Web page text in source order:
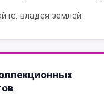
владея землей